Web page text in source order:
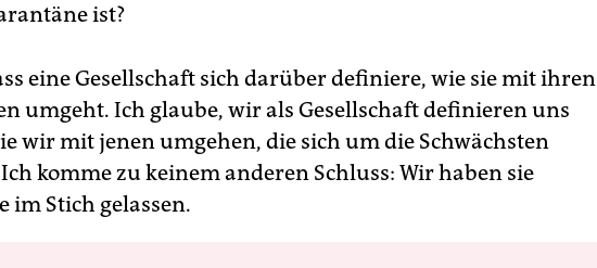
ist?
eine Gesellschaft sich darüber definiere, wie sie mit ihren
umgeht. Ich glaube, wir als Gesellschaft definieren uns
wir mit jenen umgehen, die sich um die Schwächsten
komme zu keinem anderen Schluss: Wir haben sie
im Stich gelassen.